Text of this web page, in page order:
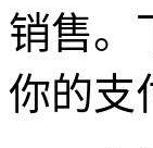
销售。
你的支